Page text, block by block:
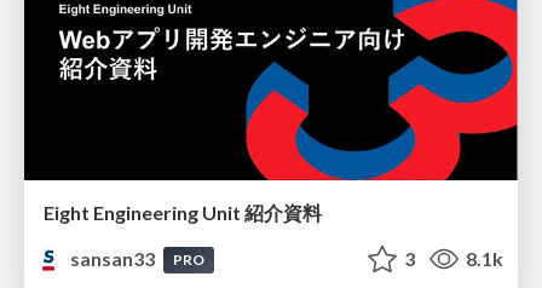
Eight Engineering Unit 紹介資料
sansan33
PRO 3 8.1k